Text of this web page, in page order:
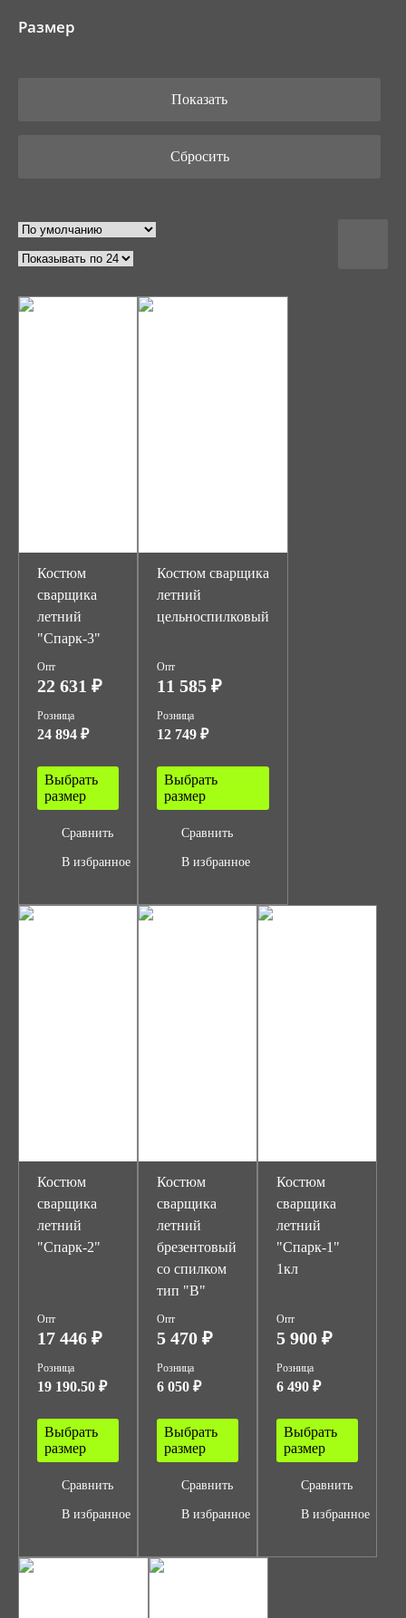
Размер
Костюм
сварщика
летний
"Спарк-3"
Опт
22 631 ₽
Розница
24 894 ₽
Выбрать
размер
Сравнить
В избранное
Костюм сварщика
летний
цельноспилковый
Опт
11 585 ₽
Розница
12 749 ₽
Выбрать
размер
Сравнить
В избранное
Костюм
сварщика
летний
"Спарк-2"
Опт
17 446 ₽
Розница
19 190.50 ₽
Выбрать
размер
Сравнить
В избранное
Костюм
сварщика
летний
брезентовый
со спилком
тип "В"
Опт
5 470 ₽
Розница
6 050 ₽
Выбрать
размер
Сравнить
В избранное
Костюм
сварщика
летний
"Спарк-1"
1кл
Опт
5 900 ₽
Розница
6 490 ₽
Выбрать
размер
Сравнить
В избранное